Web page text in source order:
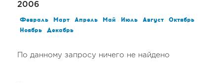
2006
Февраль Март Апрель Май Июль Август
Октябрь
Ноябрь
Декабрь
По данному запросу ничего не найдено